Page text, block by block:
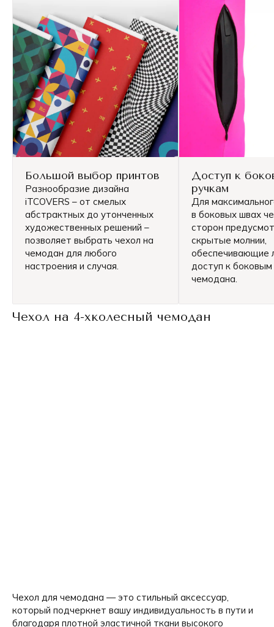
Большой выбор принтов
Разнообразие дизайна
iTCOVERS – от смелых
абстрактных до утонченных
художественных решений –
позволяет выбрать чехол на
чемодан для любого
настроения и случая.
Доступ к
ручкам
Для
в боковых швах
сторон
скрытые молнии,
обеспечивающие
доступ к
чемодана.
Чехол на 4-хколесный чемодан
Чехол для чемодана — это стильный аксессуар,
который подчеркнет вашу индивидуальность в пути и
благодаря плотной эластичной ткани высокого